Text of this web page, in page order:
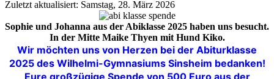
Zuletzt aktualisiert: Samstag, 28. März 2026
Sophie und Johanna aus der Abiklasse 2025 haben uns besucht.
In der Mitte Maike Thyen mit Hund Kiko.
Wir möchten uns von Herzen bei der Abiturklasse
2025 des Wilhelmi-Gymnasiums Sinsheim bedanken!
Eure großzügige Spende von 500 Euro aus der